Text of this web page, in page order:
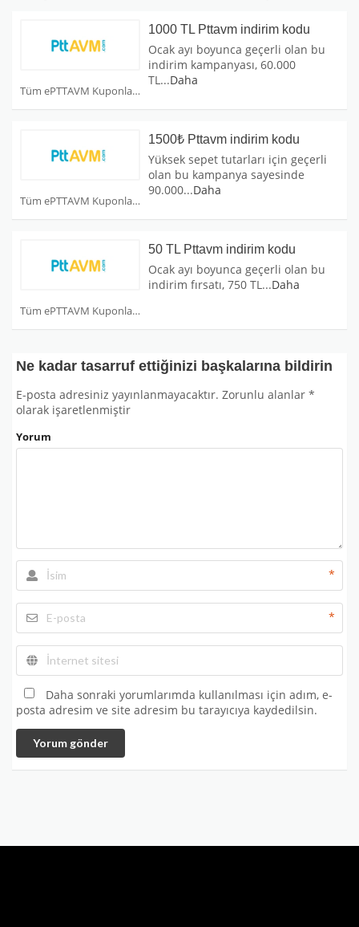
Tüm ePTTAVM Kuponları
1000 TL Pttavm indirim kodu
Ocak ayı boyunca geçerli olan bu
indirim kampanyası, 60.000
TL...Daha
Tüm ePTTAVM Kuponları
1500₺ Pttavm indirim kodu
Yüksek sepet tutarları için geçerli
olan bu kampanya sayesinde
90.000...Daha
Tüm ePTTAVM Kuponları
50 TL Pttavm indirim kodu
Ocak ayı boyunca geçerli olan bu
indirim fırsatı, 750 TL...Daha
Ne kadar tasarruf ettiğinizi başkalarına bildirin
E-posta adresiniz yayınlanmayacaktır. Zorunlu alanlar *
olarak işaretlenmiştir
Yorum
*
*
Daha sonraki yorumlarımda kullanılması için adım, e-
posta adresim ve site adresim bu tarayıcıya kaydedilsin.
Yorum gönder